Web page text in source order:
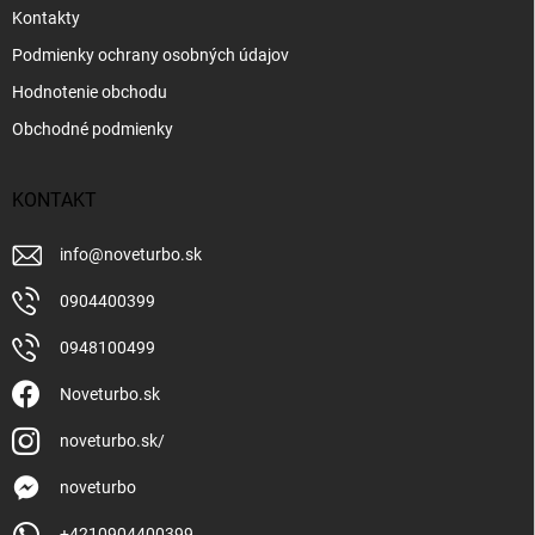
Kontakty
Podmienky ochrany osobných údajov
Hodnotenie obchodu
Obchodné podmienky
KONTAKT
info@noveturbo.sk
0904400399
0948100499
Noveturbo.sk
noveturbo.sk/
noveturbo